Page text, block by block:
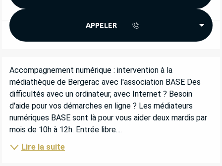
APPELER
DESCRIPTION
Accompagnement numérique : intervention à la
médiathèque de Bergerac avec l'association BASE Des
difficultés avec un ordinateur, avec Internet ? Besoin
d'aide pour vos démarches en ligne ? Les médiateurs
numériques BASE sont là pour vous aider deux mardis par
mois de 10h à 12h. Entrée libre....
Lire la suite